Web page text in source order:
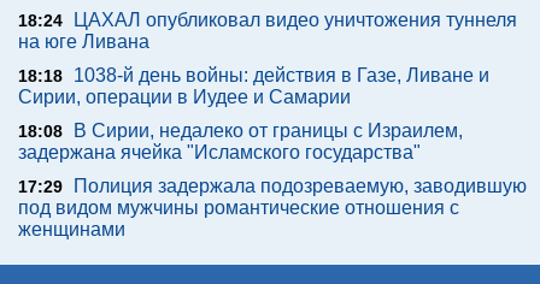
18:24
ЦАХАЛ опубликовал видео уничтожения туннеля
на юге Ливана
18:18
1038-й день войны: действия в Газе, Ливане и
Сирии, операции в Иудее и Самарии
18:08
В Сирии, недалеко от границы с Израилем,
задержана ячейка "Исламского государства"
17:29
Полиция задержала подозреваемую, заводившую
под видом мужчины романтические отношения с
женщинами